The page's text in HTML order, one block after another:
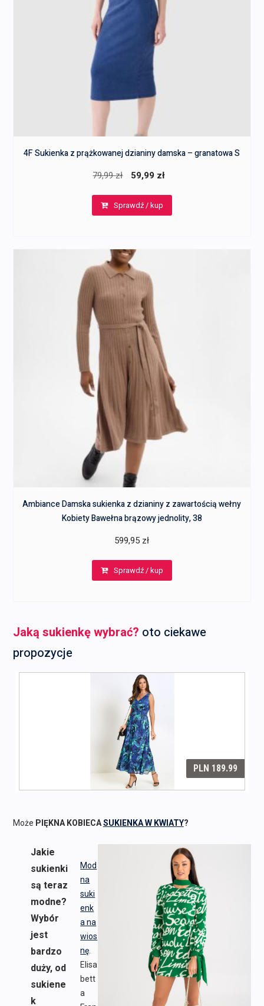
4F Sukienka z prążkowanej dzianiny damska – granatowa S
79,99zł
Pierwotna
wynosiła:
59,99 zł
Sprawdź / kup
Ambiance Damska sukienka z dzianiny z zawartością wełny
Kobiety Bawełna brązowy jednolity, 38
599,95 zł
Sprawdź / kup
Jaką sukienkę wybrać? oto ciekawe
propozycje
Może PIĘKNA KOBIECASUKIENKA W KWIATY?
Mod
na
suki
enk
a na
wios
nę
Elisa
bett
a
Jakie
sukienki
są teraz
modne?
Wybór
jest
bardzo
duży, od
sukiene
k